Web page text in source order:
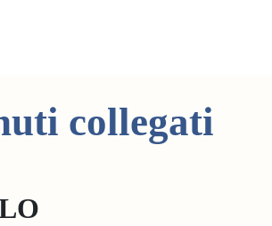
collegati